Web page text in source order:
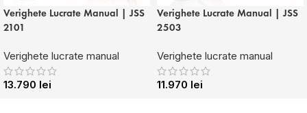
Verighete Lucrate Manual | JSS
2101
Verighete lucrate manual
13.790 lei
Verighete Lucrate Manual | JSS
2503
Verighete lucrate manual
11.970 lei